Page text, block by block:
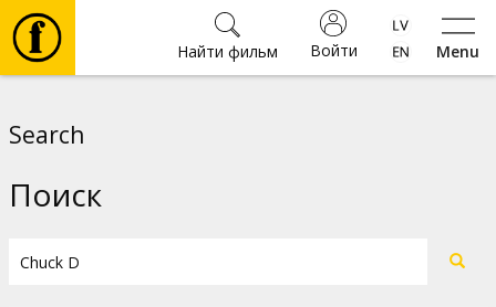
Menu
Войти
Найти фильм
Search
Поиск